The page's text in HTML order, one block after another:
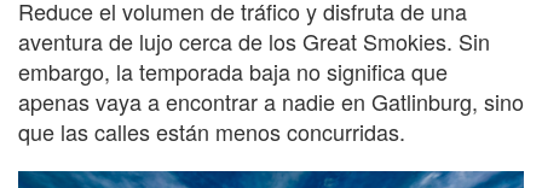
Reduce el volumen de tráfico y disfruta de una
aventura de lujo cerca de los Great Smokies. Sin
embargo, la temporada baja no significa que
apenas vaya a encontrar a nadie en Gatlinburg, sino
que las calles están menos concurridas.